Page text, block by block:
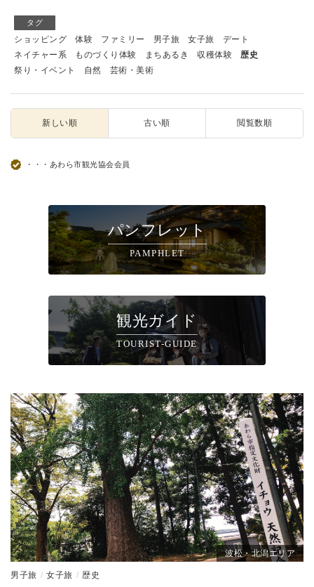
タグ
ショッピング 体験 ファミリー 男子旅 女子旅
デート
ネイチャー系
ものづくり体験 まちあるき 収穫体験
歴史
祭り・イベント
自然 芸術・美術
新しい順 古い順 閲覧数順
・・・あわら市観光協会会員
パンフレット
PAMPHLET
観光ガイド
TOURIST-GUIDE
波松・北潟エリア
男子旅 女子旅 歴史